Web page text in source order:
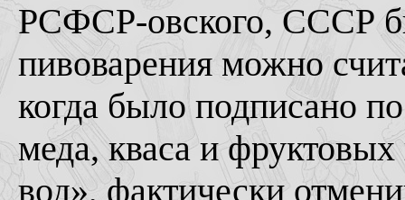
РСФСР-овского, СССР
пивоварения можно
когда было подписано
меда, кваса и
вод», фактически